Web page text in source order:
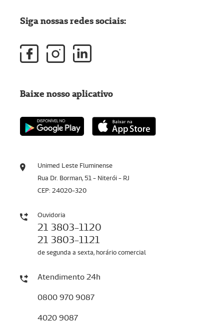
Unimed Leste Fluminense
Rua Dr. Borman, 51 - Niterói - RJ
CEP: 24020-320
Ouvidoria
21 3803-1120
21 3803-1121
de segunda a sexta, horário comercial
Atendimento 24h
0800 970 9087
4020 9087
Siga nossas redes sociais:
Baixe nosso aplicativo